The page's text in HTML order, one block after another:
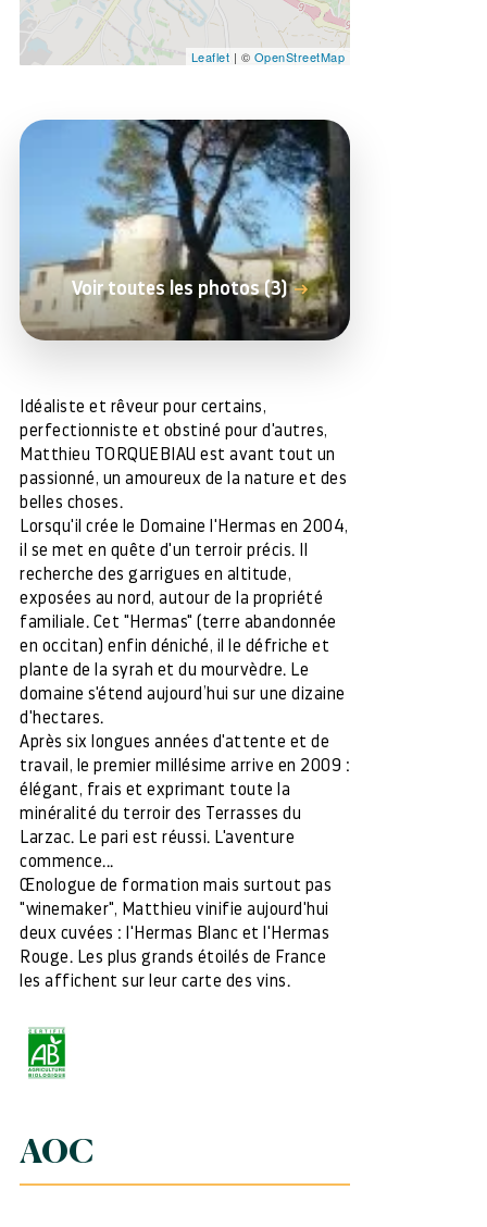
Leaflet | © OpenStreetMap
Voir toutes les photos (3)
Idéaliste et rêveur pour certains,
perfectionniste et obstiné pour d'autres,
Matthieu TORQUEBIAU est avant tout un
passionné, un amoureux de la nature et des
belles choses.
Lorsqu'il crée le Domaine l'Hermas en 2004,
il se met en quête d'un terroir précis. Il
recherche des garrigues en altitude,
exposées au nord, autour de la propriété
familiale. Cet "Hermas" (terre abandonnée
en occitan) enfin déniché, il le défriche et
plante de la syrah et du mourvèdre. Le
domaine s'étend aujourd’hui sur une dizaine
d'hectares.
Après six longues années d'attente et de
travail, le premier millésime arrive en 2009 :
élégant, frais et exprimant toute la
minéralité du terroir des Terrasses du
Larzac. Le pari est réussi. L'aventure
commence...
Œnologue de formation mais surtout pas
"winemaker", Matthieu vinifie aujourd'hui
deux cuvées : l'Hermas Blanc et l'Hermas
Rouge. Les plus grands étoilés de France
les affichent sur leur carte des vins.
AOC